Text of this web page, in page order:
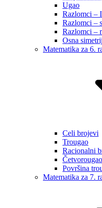
Ugao
Razlomci –
Razlomci –
Razlomci –
Osna
Matematika za 6.
Celi brojevi
Trougao
Racionalni
Četvorougao
Površina
Matematika za 7.